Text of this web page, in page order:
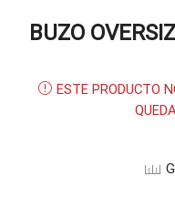
BUZO
ESTE PRODUCTO